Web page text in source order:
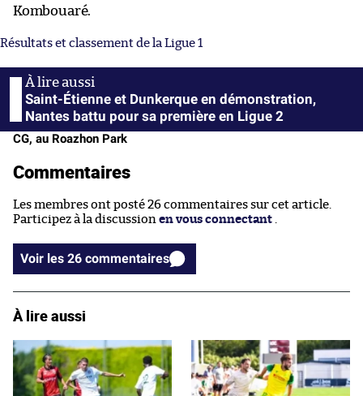
Kombouaré.
Résultats et classement de la Ligue 1
Saint-Étienne et Dunkerque en démonstration,
Nantes battu pour sa première en Ligue 2
CG, au Roazhon Park
Commentaires
Les membres ont posté 26 commentaires sur cet article.
Participez à la discussion en vous connectant
Voir les 26 commentaires
À lire aussi